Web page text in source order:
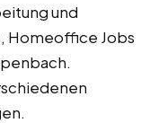
und
Homeoffice Jobs